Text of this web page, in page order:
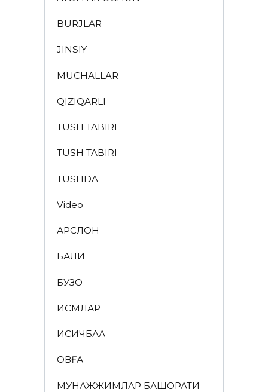
BURJLAR
JINSIY
MUCHALLAR
QIZIQARLI
TUSH TABIRI
TUSH TABIRI
TUSHDA
Video
АРСЛОН
БАЛИҚ
БУЗОҚ
ИСМЛАР
ҚИСҚИЧБАҚА
ҚОВҒА
МУНАЖЖИМЛАР БАШОРАТИ